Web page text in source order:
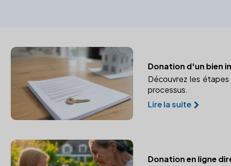
Donation d'un bien
Découvrez les
processus.
Lire la suite
Donation en ligne